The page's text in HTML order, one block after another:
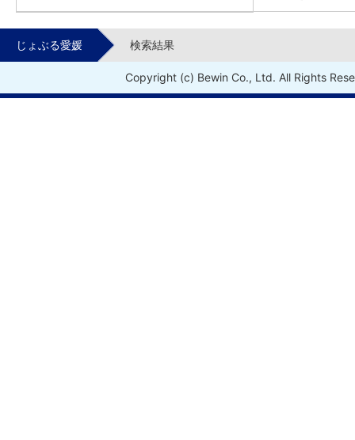
じょぶる愛媛 検索結果
Copyright (c) Bewin Co., Ltd. All Rights